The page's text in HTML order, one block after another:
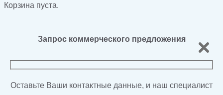
Корзина пуста.
Запрос коммерческого предложения
Оставьте Ваши контактные данные, и наш специалист